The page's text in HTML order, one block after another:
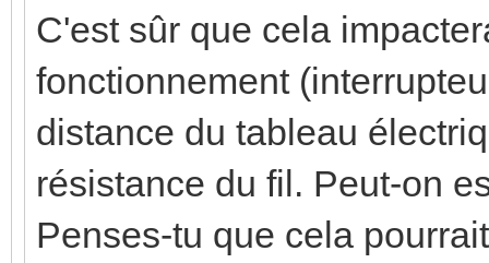
C'est sûr que cela
fonctionnement
distance du tableau
résistance du fil. Peut-on
Penses-tu que cela